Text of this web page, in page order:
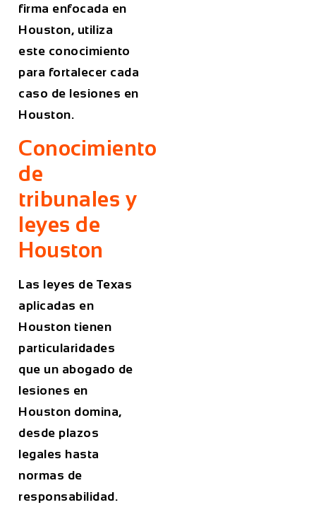
firma enfocada en
Houston, utiliza
este conocimiento
para fortalecer cada
caso de lesiones en
Houston.
Conocimiento
de
tribunales y
leyes de
Houston
Las leyes de Texas
aplicadas en
Houston tienen
particularidades
que un abogado de
lesiones en
Houston domina,
desde plazos
legales hasta
normas de
responsabilidad.